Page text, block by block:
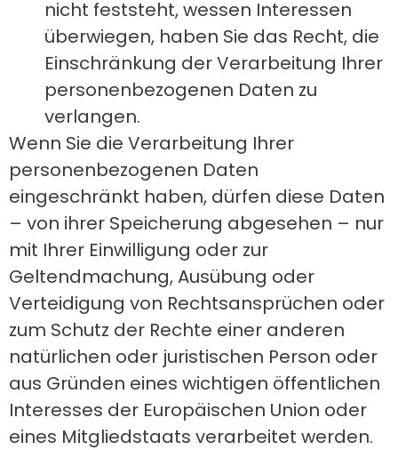
nicht feststeht, wessen Interessen
überwiegen, haben Sie das Recht, die
Einschränkung der Verarbeitung Ihrer
personenbezogenen Daten zu
verlangen.
Wenn Sie die Verarbeitung Ihrer
personenbezogenen Daten
eingeschränkt haben, dürfen diese Daten
– von ihrer Speicherung abgesehen – nur
mit Ihrer Einwilligung oder zur
Geltendmachung, Ausübung oder
Verteidigung von Rechtsansprüchen oder
zum Schutz der Rechte einer anderen
natürlichen oder juristischen Person oder
aus Gründen eines wichtigen öffentlichen
Interesses der Europäischen Union oder
eines Mitgliedstaats verarbeitet werden.